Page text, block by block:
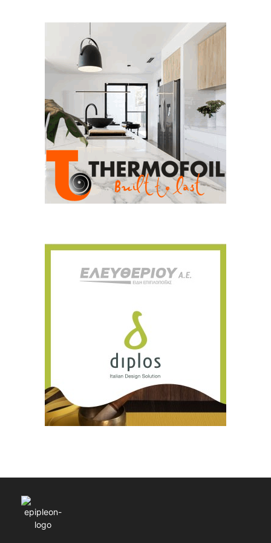
Για να μαθαίνετε πρώτοι τα νέα και όλες
τις τάσεις του κλάδου, εγγραφείτε στο
newsletter μας!
Email
Γράψτε εδώ το email σας
ΕΓΓΡΑΦΉ
Ευχαριστώ, αλλά δεν ενδιαφέρομαι αυτή την στιγμή